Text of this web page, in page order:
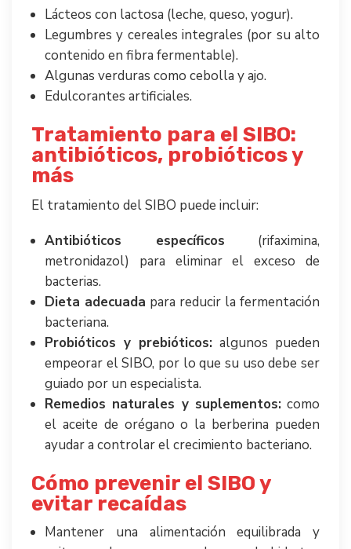
Lácteos con lactosa (leche, queso, yogur).
Legumbres y cereales integrales (por su alto
contenido en fibra fermentable).
Algunas verduras como cebolla y ajo.
Edulcorantes artificiales.
Tratamiento para el SIBO:
antibióticos, probióticos y
más
El tratamiento del SIBO puede incluir:
Antibióticos específicos (rifaximina,
metronidazol) para eliminar el exceso de
bacterias.
Dieta adecuada para reducir la fermentación
bacteriana.
Probióticos y prebióticos: algunos pueden
empeorar el SIBO, por lo que su uso debe ser
guiado por un especialista.
Remedios naturales y suplementos:como
el aceite de orégano o la berberina pueden
ayudar a controlar el crecimiento bacteriano.
Cómo prevenir el SIBO y
evitar recaídas
Mantener una alimentación equilibrada y